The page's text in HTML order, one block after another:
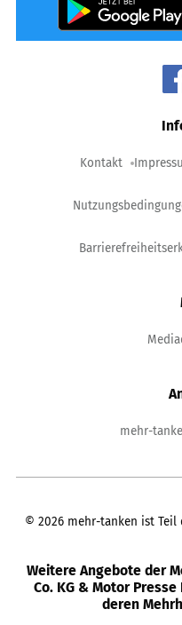
Kontakt
mehr-
© 2026 mehr-tanken ist Teil
Weitere Angebote der
Co. KG & Motor Presse
deren